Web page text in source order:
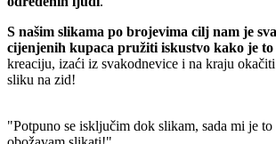
S našim slikama po brojevima cilj nam je
cijenjenih kupaca pružiti iskustvo kako je to
kreaciju, izaći iz svakodnevice i na kraju
sliku na zid!
"Potpuno se isključim dok slikam, sada mi je to